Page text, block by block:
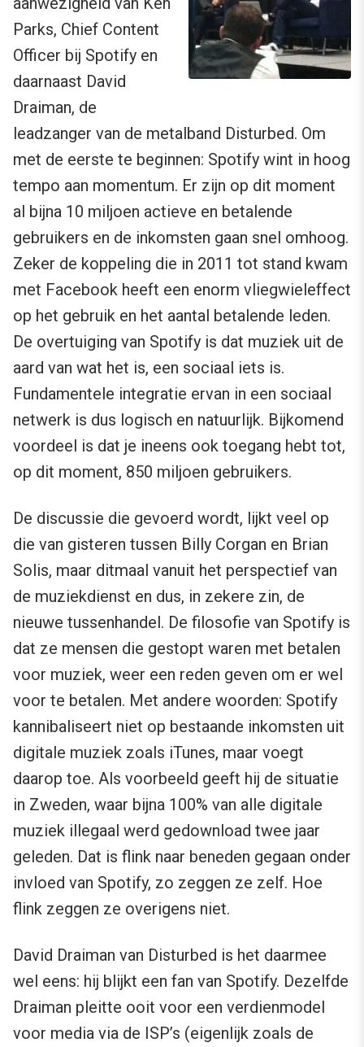
Parks, Chief Content
Officer bij Spotify en
daarnaast David
Draiman, de
leadzanger van de metalband Disturbed. Om
met de eerste te beginnen: Spotify wint in hoog
tempo aan momentum. Er zijn op dit moment
al bijna 10 miljoen actieve en betalende
gebruikers en de inkomsten gaan snel omhoog.
Zeker de koppeling die in 2011 tot stand kwam
met Facebook heeft een enorm vliegwieleffect
op het gebruik en het aantal betalende leden.
De overtuiging van Spotify is dat muziek uit de
aard van wat het is, een sociaal iets is.
Fundamentele integratie ervan in een sociaal
netwerk is dus logisch en natuurlijk. Bijkomend
voordeel is dat je ineens ook toegang hebt tot,
op dit moment, 850 miljoen gebruikers.
De discussie die gevoerd wordt, lijkt veel op
die van gisteren tussen Billy Corgan en Brian
Solis, maar ditmaal vanuit het perspectief van
de muziekdienst en dus, in zekere zin, de
nieuwe tussenhandel. De filosofie van Spotify is
dat ze mensen die gestopt waren met betalen
voor muziek, weer een reden geven om er wel
voor te betalen. Met andere woorden: Spotify
kannibaliseert niet op bestaande inkomsten uit
digitale muziek zoals iTunes, maar voegt
daarop toe. Als voorbeeld geeft hij de situatie
in Zweden, waar bijna 100% van alle digitale
muziek illegaal werd gedownload twee jaar
geleden. Dat is flink naar beneden gegaan onder
invloed van Spotify, zo zeggen ze zelf. Hoe
flink zeggen ze overigens niet.
David Draiman van Disturbed is het daarmee
wel eens: hij blijkt een fan van Spotify. Dezelfde
Draiman pleitte ooit voor een verdienmodel
voor media via de ISP’s (eigenlijk zoals de